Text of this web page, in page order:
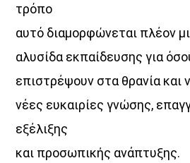
και την ξεχωριστή ταυτότητα του
🎧 16:00 – 18:00
με τη Χαρά Αλεξανδροπούλου
🎧 18:00 – 20:00
της ενέργειας της πόλης με την αύρα
τρόπο
αυτό διαμορφώνεται πλέον
αλυσίδα εκπαίδευσης για
επιστρέψουν στα θρανία και
νέες ευκαιρίες γνώσης,
εξέλιξης
και προσωπικής ανάπτυξης.